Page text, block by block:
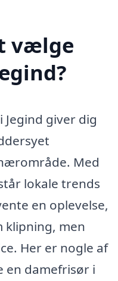
vælge
giver dig
Med
lokale trends
en oplevelse,
klipning, men
Her er nogle af
en damefrisør i